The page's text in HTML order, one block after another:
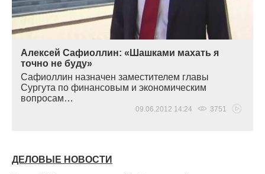
Алексей Сафиоллин: «Шашками махать я
точно не буду»
Сафиоллин назначен заместителем главы
Сургута по финансовым и экономическим
вопросам…
09.06.2012 14:24 3751
ДЕЛОВЫЕ НОВОСТИ